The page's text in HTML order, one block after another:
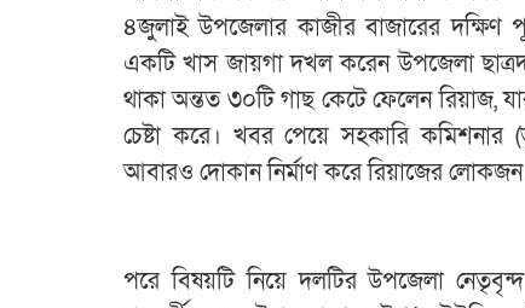
৪জুলাই উপজেলার কাজীর বাজারের দক্ষিণ
একটি খাস জায়গা দখল করেন উপজেলা
থাকা অন্তত ৩০টি গাছ কেটে ফেলেন রিয়াজ,
চেষ্টা করে। খবর পেয়ে সহকারি
আবারও দোকান নির্মাণ করে রিয়াজের
পরে বিষয়টি নিয়ে দলটির উপজেলা